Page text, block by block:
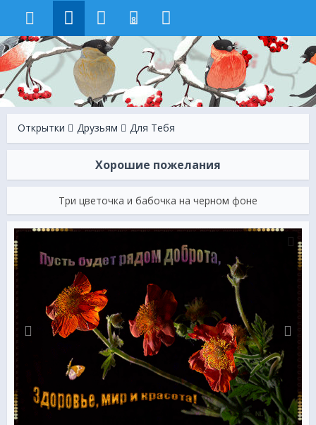
8
Открытки Друзьям Для Тебя
Хорошие пожелания
Три цветочка и бабочка на черном фоне